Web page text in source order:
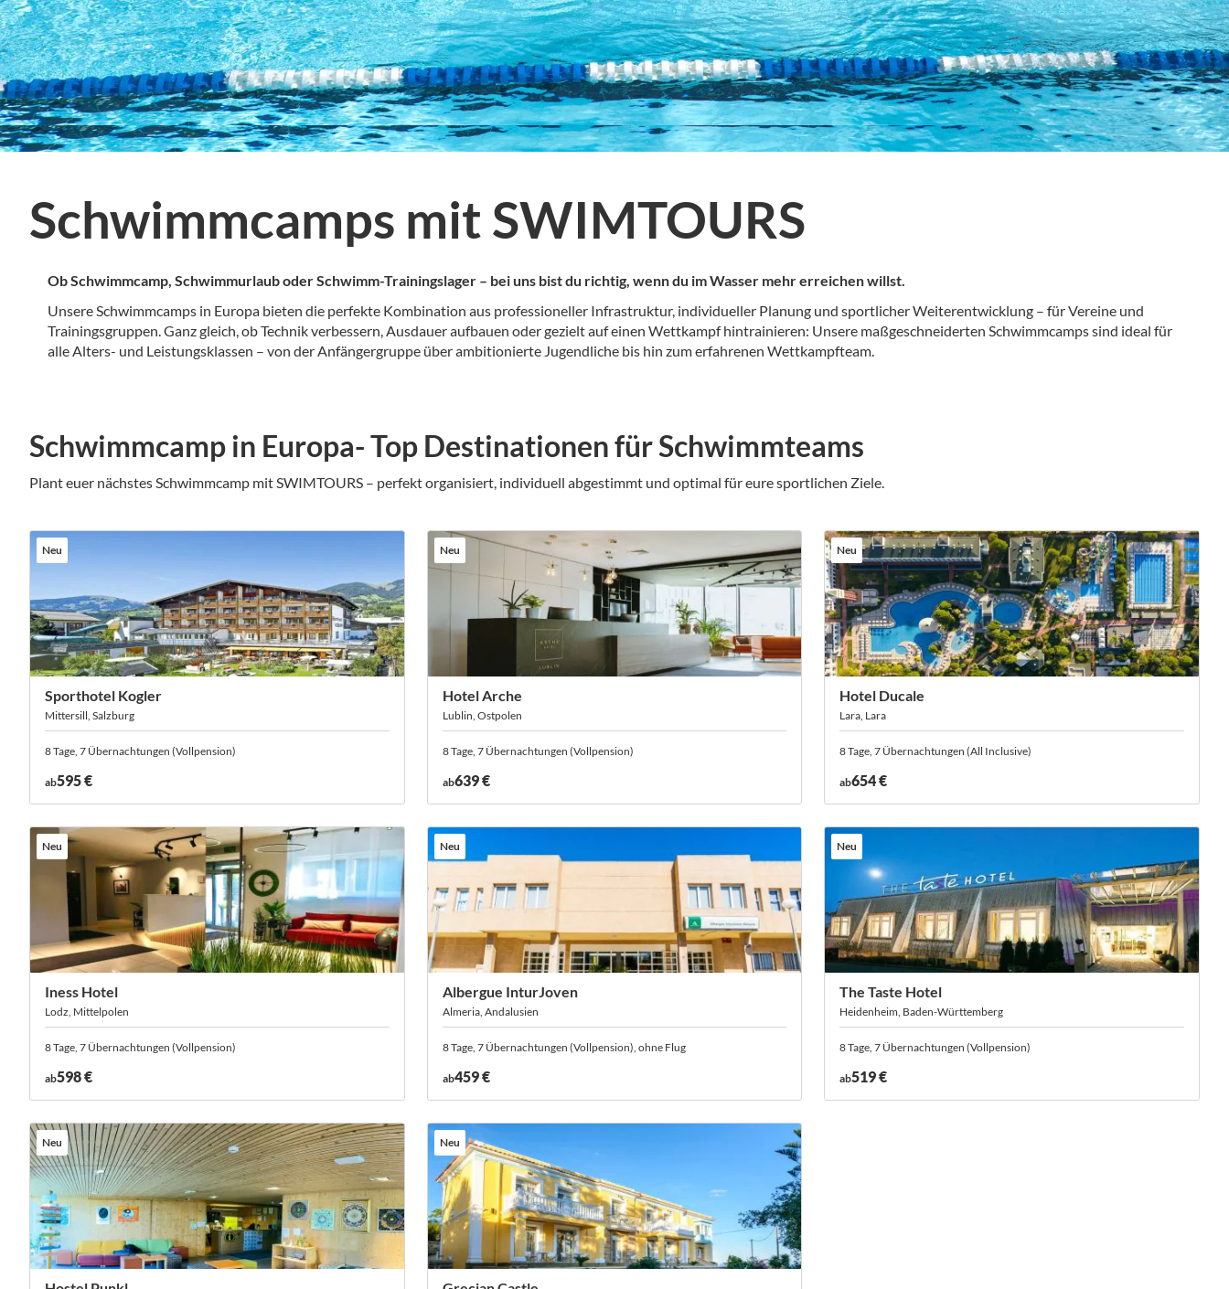
Schwimmcamps mit SWIMTOURS
Ob Schwimmcamp, Schwimmurlaub oder Schwimm-Trainingslager – bei uns bist du richtig, wenn du im Wasser mehr erreichen willst.
Unsere Schwimmcamps in Europa bieten die perfekte Kombination aus professioneller Infrastruktur, individueller Planung und sportlicher Weiterentwicklung – für Vereine und
Trainingsgruppen. Ganz gleich, ob Technik verbessern, Ausdauer aufbauen oder gezielt auf einen Wettkampf hintrainieren: Unsere maßgeschneiderten Schwimmcamps sind ideal für
alle Alters- und Leistungsklassen – von der Anfängergruppe über ambitionierte Jugendliche bis hin zum erfahrenen Wettkampfteam.
Schwimmcamp in Europa- Top Destinationen für Schwimmteams
Plant euer nächstes Schwimmcamp mit SWIMTOURS – perfekt organisiert, individuell abgestimmt und optimal für eure sportlichen Ziele.
Neu
Sporthotel Kogler
Mittersill, Salzburg
8 Tage, 7 Übernachtungen (Vollpension)
ab595 €
Neu
Hotel Arche
Lublin, Ostpolen
8 Tage, 7 Übernachtungen (Vollpension)
ab639 €
Neu
Hotel Ducale
Lara, Lara
8 Tage, 7 Übernachtungen (All Inclusive)
ab654 €
Neu
Iness Hotel
Lodz, Mittelpolen
8 Tage, 7 Übernachtungen (Vollpension)
ab598 €
Neu
Albergue InturJoven
Almeria, Andalusien
8 Tage, 7 Übernachtungen (Vollpension), ohne Flug
ab459 €
Neu
The Taste Hotel
Heidenheim, Baden-Württemberg
8 Tage, 7 Übernachtungen (Vollpension)
ab519 €
Neu Neu